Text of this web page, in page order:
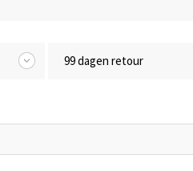
99 dagen retour